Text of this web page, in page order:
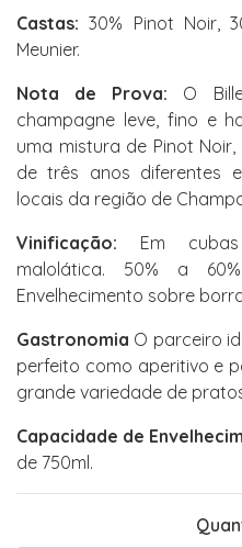
Castas: 30% Pinot Noir,
Meunier.
Nota de Prova: O
champagne leve, fino e
uma mistura de Pinot
de três anos diferentes
locais da região de
Vinificação: Em cubas
malolática. 50% a
Envelhecimento sobre
Gastronomia O parceiro
perfeito como aperitivo e
grande variedade de
Capacidade de
de 750ml.